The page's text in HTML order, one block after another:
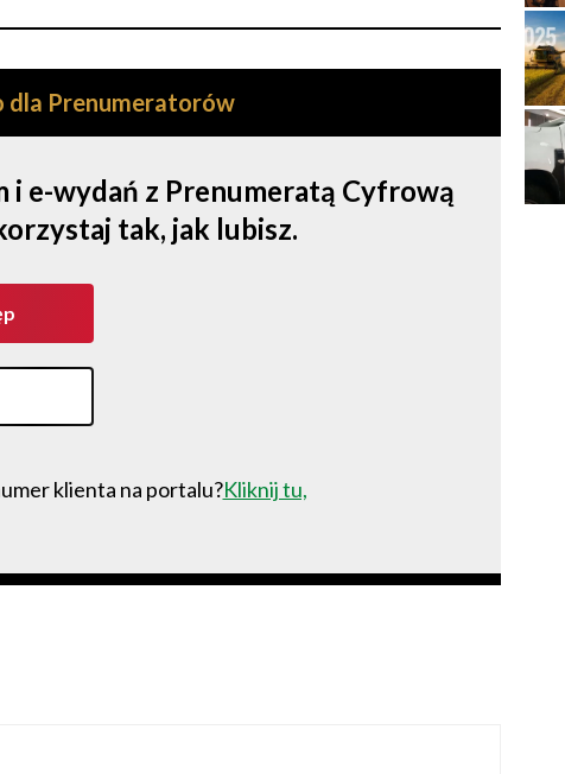
dla Prenumeratorów
e-wydań z Prenumeratą Cyfrową
tak, jak lubisz.
klienta na portalu?Kliknij tu,